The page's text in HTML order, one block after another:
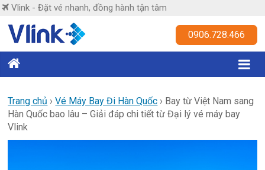
Skip
content
Vlink - Đặt vé nhanh, đồng hành tận tâm
Vlink
nhanh,
đồng
hành
tận
0906.728.466
Trang chủ ›Vé Máy Bay Đi Hàn Quốc › Bay từ Việt Nam sang
Hàn Quốc bao lâu – Giải đáp chi tiết từ Đại lý vé máy bay
Vlink